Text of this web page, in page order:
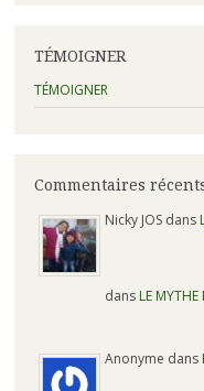
TÉMOIGNER
TÉMOIGNER
Commentaires
Nicky JOS dans
dans LE MYTHE
Anonyme dans